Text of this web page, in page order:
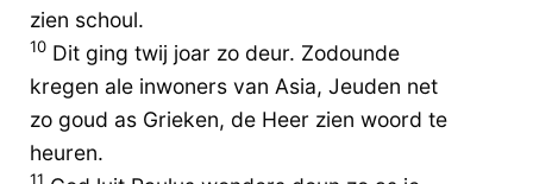
zien schoul.
10 Dit ging twij joar zo deur. Zodounde
kregen ale inwoners van Asia, Jeuden net
zo goud as Grieken, de Heer zien woord te
heuren.
11